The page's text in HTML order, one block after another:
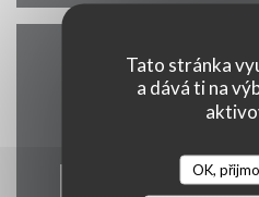
Tato stránka
a dává ti na
OK,